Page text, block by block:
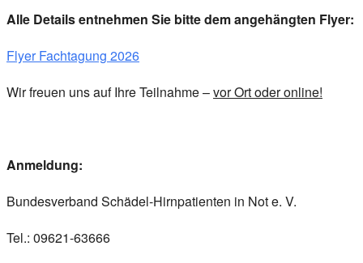
Alle Details entnehmen Sie bitte dem angehängten Flyer:
Flyer Fachtagung 2026
Wir freuen uns auf Ihre Teilnahme –vor Ort oder online!
Anmeldung:
Bundesverband Schädel-Hirnpatienten in Not e. V.
Tel.: 09621-63666